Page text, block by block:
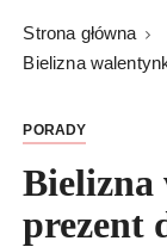
Strona główna
Bielizna
PORADY
Bielizna
prezent